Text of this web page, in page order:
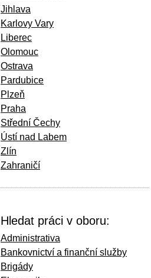
Jihlava
Karlovy Vary
Liberec
Olomouc
Ostrava
Pardubice
Plzeň
Praha
Střední Čechy
Ústí nad Labem
Zlín
Zahraničí
Hledat práci v oboru:
Administrativa
Bankovnictví a finanční služby
Brigády